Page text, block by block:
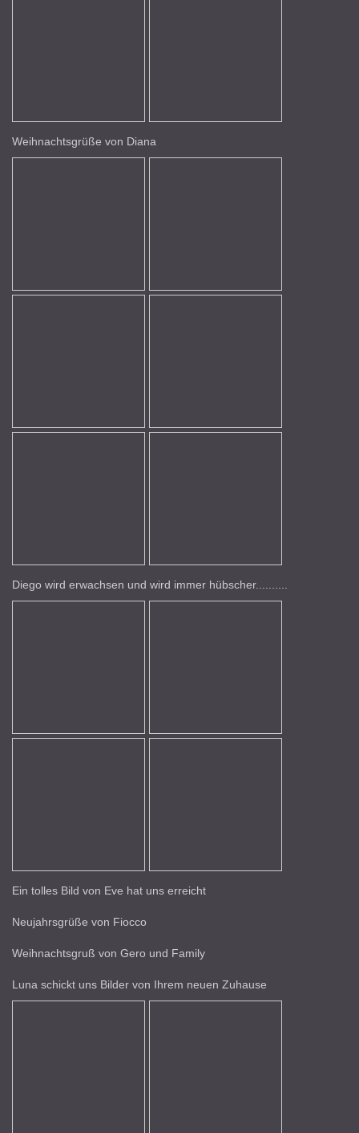
Weihnachtsgrüße von Diana
Diego wird erwachsen und wird immer hübscher..........
Ein tolles Bild von Eve hat uns erreicht
Neujahrsgrüße von Fiocco
Weihnachtsgruß von Gero und Family
Luna schickt uns Bilder von Ihrem neuen Zuhause